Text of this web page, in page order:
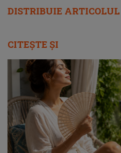
DISTRIBUIE ARTICOLUL
CITEȘTE ȘI